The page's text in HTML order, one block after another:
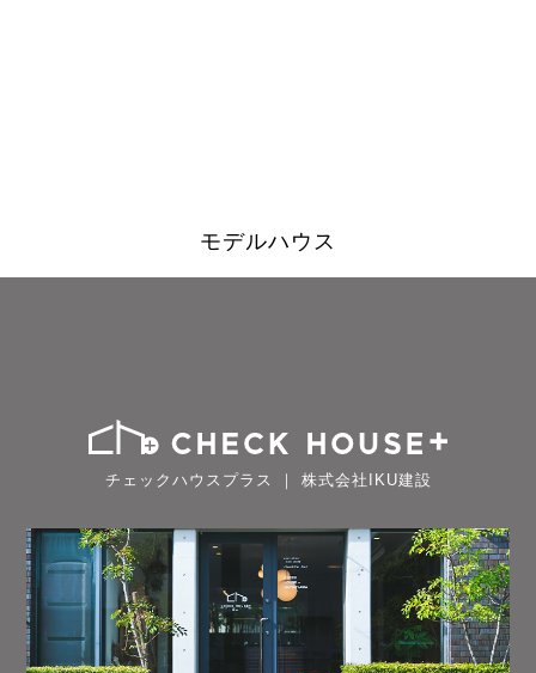
モデルハウス
チェックハウスプラス ｜ 株式会社IKU建設